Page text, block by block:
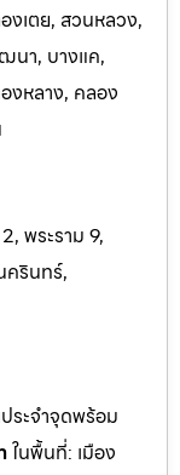
งเตย, สวนหลวง,
นา, บางแค,
งหลาง, คลอง
พระราม 9,
ครินทร์,
ระจำจุดพร้อม
ในพื้นที่: เมือง